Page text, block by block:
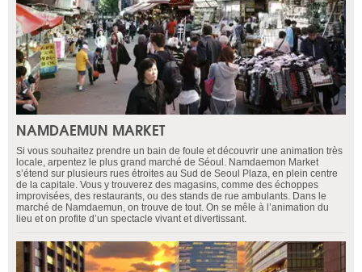
NAMDAEMUN MARKET
Si vous souhaitez prendre un bain de foule et découvrir une animation très
locale, arpentez le plus grand marché de Séoul. Namdaemon Market
s’étend sur plusieurs rues étroites au Sud de Seoul Plaza, en plein centre
de la capitale. Vous y trouverez des magasins, comme des échoppes
improvisées, des restaurants, ou des stands de rue ambulants. Dans le
marché de Namdaemun, on trouve de tout. On se mêle à l’animation du
lieu et on profite d’un spectacle vivant et divertissant.